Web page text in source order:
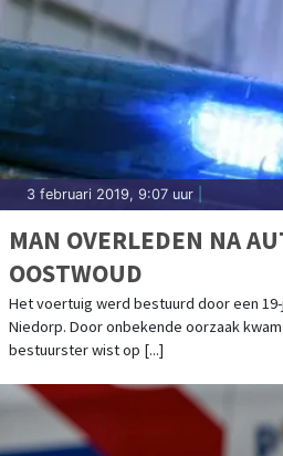
3 februari 2019, 9:07 uur
MAN OVERLEDEN NA
OOSTWOUD
Het voertuig werd bestuurd door een
Niedorp. Door onbekende oorzaak
bestuurster wist op [...]